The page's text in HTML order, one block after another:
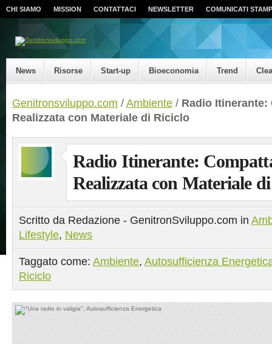
CHI SIAMO MISSION CONTATTACI NEWSLETTER COMUNICATI
News Risorse Start-up Bioeconomia Trend
Genitronsviluppo.com / Ambiente / Radio Itinerante:
Realizzata con Materiale di Riciclo
Radio Itinerante:
Realizzata con Materiale
Scritto da Redazione - GenitronSviluppo.com in
Lifestyle, News
Taggato come: Ambiente, Autosufficienza
Riciclo